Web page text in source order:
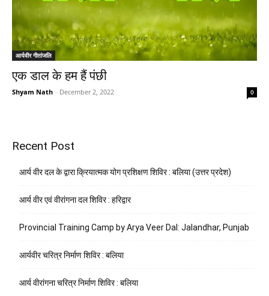
आर्यवीर गीतांजलि
एक डाल के हम हैं पंछी
Shyam Nath - December 2, 2022 0
Recent Post
आर्य वीर दल के द्वारा क्रियात्मक योग प्रशिक्षण शिविर : बलिया (उत्तर प्रदेश)
आर्य वीर एवं वीरांगना दल शिविर : हरिद्वार
Provincial Training Camp by Arya Veer Dal: Jalandhar, Punjab
आर्यवीर चरित्र निर्माण शिविर : बलिया
आर्य वीरांगना चरित्र निर्माण शिविर : बलिया